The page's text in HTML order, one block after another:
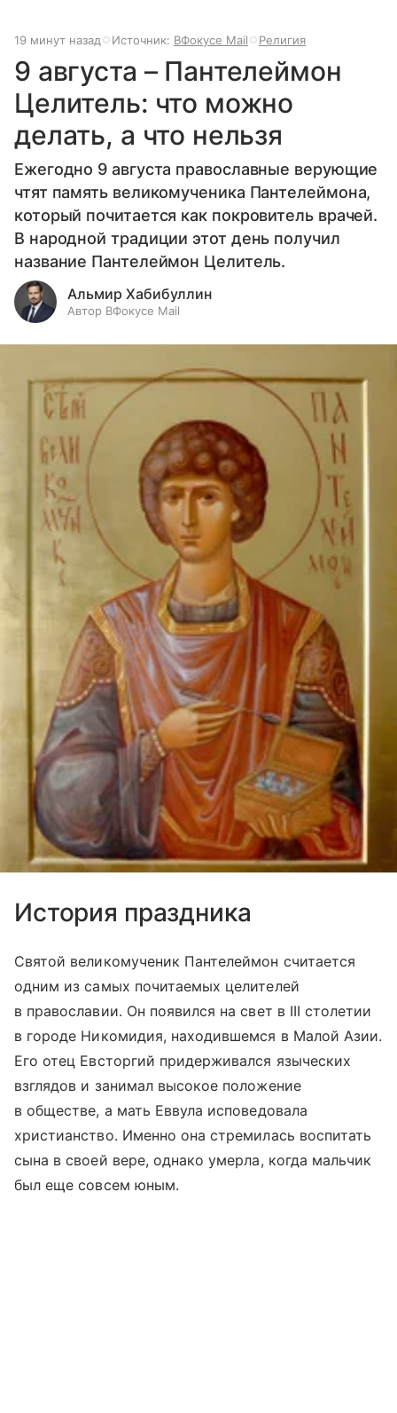
19 минут назад Источник: ВФокусе Mail Религия
9 августа – Пантелеймон
Целитель: что можно
делать, а что нельзя
Ежегодно 9 августа православные верующие
чтят память великомученика Пантелеймона,
который почитается как покровитель врачей.
В народной традиции этот день получил
название Пантелеймон Целитель.
Альмир Хабибуллин
Автор ВФокусе Mail
История праздника
Святой великомученик Пантелеймон считается
одним из самых почитаемых целителей
в православии. Он появился на свет в III столетии
в городе Никомидия, находившемся в Малой Азии.
Его отец Евсторгий придерживался языческих
взглядов и занимал высокое положение
в обществе, а мать Еввула исповедовала
христианство. Именно она стремилась воспитать
сына в своей вере, однако умерла, когда мальчик
был еще совсем юным.